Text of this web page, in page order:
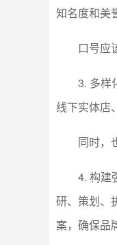
知名度和美
口号应
3. 多样
线下实体店
同时，
4. 构建
研、策划、
案，确保品